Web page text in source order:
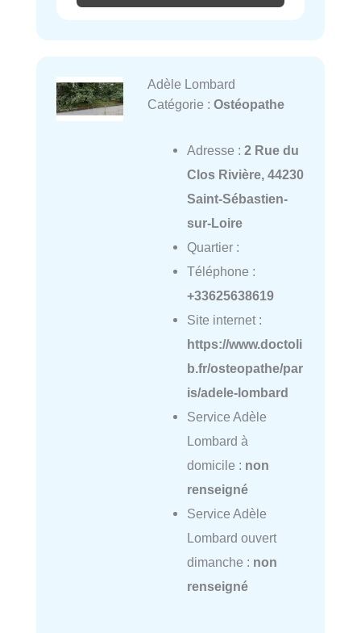
Adèle Lombard
Catégorie : Ostéopathe
Adresse : 2 Rue du
Clos Rivière, 44230
Saint-Sébastien-
sur-Loire
Quartier :
Téléphone :
+33625638619
Site internet :
https://www.doctoli
b.fr/osteopathe/par
is/adele-lombard
Service Adèle
Lombard à
domicile : non
renseigné
Service Adèle
Lombard ouvert
dimanche : non
renseigné